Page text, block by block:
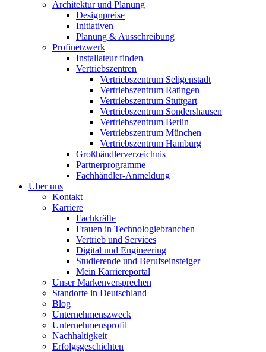
Architektur und Planung
Designpreise
Initiativen
Planung & Ausschreibung
Profinetzwerk
Installateur finden
Vertriebszentren
Vertriebszentrum Seligenstadt
Vertriebszentrum Ratingen
Vertriebszentrum Stuttgart
Vertriebszentrum Sondershausen
Vertriebszentrum Berlin
Vertriebszentrum München
Vertriebszentrum Hamburg
Großhändlerverzeichnis
Partnerprogramme
Fachhändler-Anmeldung
Über uns
Kontakt
Karriere
Fachkräfte
Frauen in Technologiebranchen
Vertrieb und Services
Digital und Engineering
Studierende und Berufseinsteiger
Mein Karriereportal
Unser Markenversprechen
Standorte in Deutschland
Blog
Unternehmenszweck
Unternehmensprofil
Nachhaltigkeit
Erfolgsgeschichten